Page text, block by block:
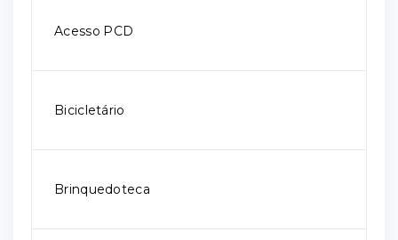
Acesso PCD
Bicicletário
Brinquedoteca